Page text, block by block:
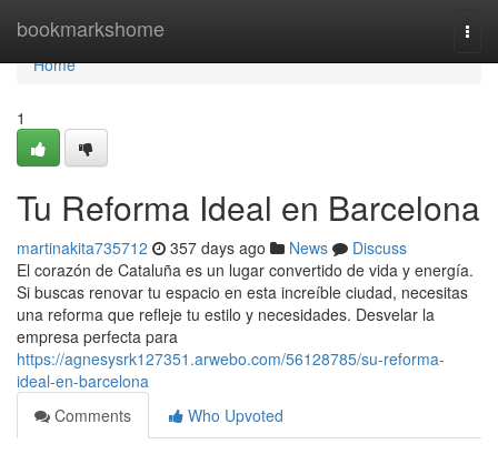
bookmarkshome
Home
Home
1
Tu Reforma Ideal en Barcelona
martinakita735712 357 days ago News
Discuss
El corazón de Cataluña es un lugar convertido de vida y energía.
Si buscas renovar tu espacio en esta increíble ciudad, necesitas
una reforma que refleje tu estilo y necesidades. Desvelar la
empresa perfecta para
https://agnesysrk127351.arwebo.com/56128785/su-reforma-
ideal-en-barcelona
Comments
Who Upvoted